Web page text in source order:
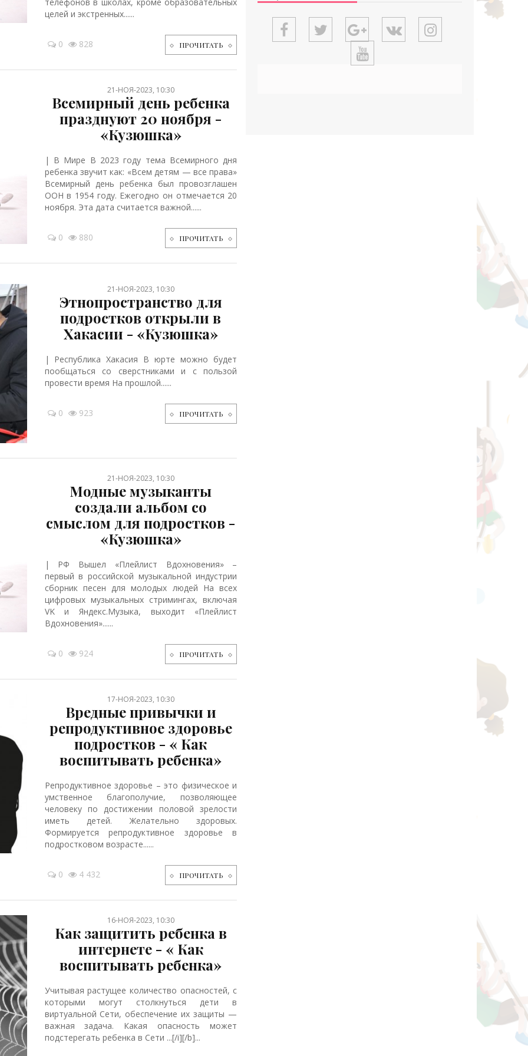
целей и экстренных......
0 828 ПРОЧИТАТЬ
21-НОЯ-2023, 10:30
Всемирный день ребенка
празднуют 20 ноября -
«Кузюшка»
| В Мире В 2023 году тема Всемирного дня
ребенка звучит как: «Всем детям — все права»
Всемирный день ребенка был провозглашен
ООН в 1954 году. Ежегодно он отмечается 20
ноября. Эта дата считается важной......
0 880 ПРОЧИТАТЬ
21-НОЯ-2023, 10:30
Этнопространство для
подростков открыли в
Хакасии - «Кузюшка»
| Республика Хакасия В юрте можно будет
пообщаться со сверстниками и с пользой
провести время На прошлой......
0 923 ПРОЧИТАТЬ
21-НОЯ-2023, 10:30
Модные музыканты
создали альбом со
смыслом для подростков -
«Кузюшка»
| РФ Вышел «Плейлист Вдохновения» –
первый в российской музыкальной индустрии
сборник песен для молодых людей На всех
цифровых музыкальных стримингах, включая
VK и Яндекс.Музыка, выходит «Плейлист
Вдохновения»......
0 924 ПРОЧИТАТЬ
17-НОЯ-2023, 10:30
Вредные привычки и
репродуктивное здоровье
подростков - « Как
воспитывать ребенка»
Репродуктивное здоровье – это физическое и
умственное благополучие, позволяющее
человеку по достижении половой зрелости
иметь детей. Желательно здоровых.
Формируется репродуктивное здоровье в
подростковом возрасте......
0 4 432 ПРОЧИТАТЬ
16-НОЯ-2023, 10:30
Как защитить ребенка в
интернете - « Как
воспитывать ребенка»
Учитывая растущее количество опасностей, с
которыми могут столкнуться дети в
виртуальной Сети, обеспечение их защиты —
важная задача. Какая опасность может
подстерегать ребенка в Сети ...[/i][/b]...